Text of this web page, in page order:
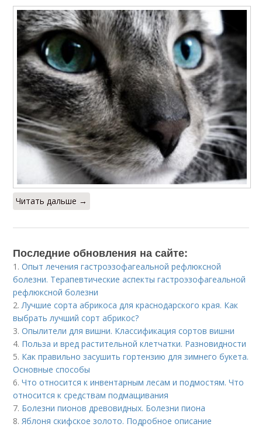
Читать дальше →
Последние обновления на сайте:
1.Опыт лечения гастроэзофагеальной рефлюксной
болезни. Терапевтические аспекты гастроэзофагеальной
рефлюксной болезни
2. Лучшие сорта абрикоса для краснодарского края. Как
выбрать лучший сорт абрикос?
3.Опылители для вишни. Классификация сортов вишни
4. Польза и вред растительной клетчатки. Разновидности
5. Как правильно засушить гортензию для зимнего букета.
Основные способы
6.Что относится к инвентарным лесам и подмостям. Что
относится к средствам подмащивания
7. Болезни пионов древовидных. Болезни пиона
8. Яблоня скифское золото. Подробное описание